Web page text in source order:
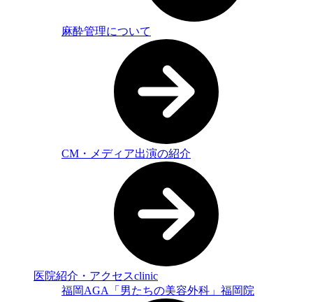
麻酔管理について
CM・メディア出演の紹介
医院紹介・アクセスclinic
福岡AGA「男たちの美容外科」福岡院